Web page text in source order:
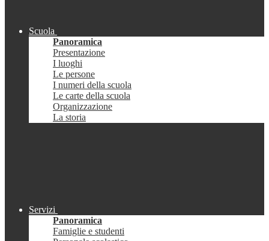
Scuola
Panoramica
Presentazione
I luoghi
Le persone
I numeri della scuola
Le carte della scuola
Organizzazione
La storia
Servizi
Panoramica
Famiglie e studenti